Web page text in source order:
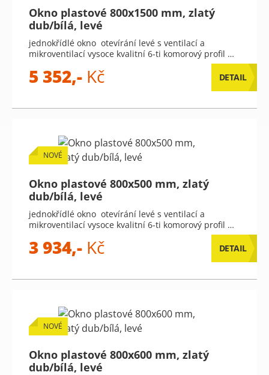
Okno plastové 800x1500 mm, zlatý
dub/bílá, levé
jednokřídlé okno otevírání levé s ventilací a
mikroventilací vysoce kvalitní 6-ti komorový profil …
5 352,- Kč DETAIL
NOVÉ
Okno plastové 800x500 mm, zlatý
dub/bílá, levé
jednokřídlé okno otevírání levé s ventilací a
mikroventilací vysoce kvalitní 6-ti komorový profil …
3 934,- Kč DETAIL
NOVÉ
Okno plastové 800x600 mm, zlatý
dub/bílá, levé